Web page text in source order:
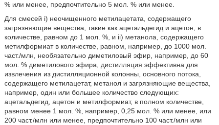
% или менее, предпочтительно 5 мол. % или менее.
Для смесей i) неочищенного метилацетата, содержащего
загрязняющие вещества, такие как ацетальдегид и ацетон, в
количестве, равном до 1 мол. %, и ii) метанола, содержащего
метилформиат в количестве, равном, например, до 1000 мол.
част./млн, необязательно диметиловый эфир, например, до 60
мол. % диметилового эфира, дистилляция эффективна для
извлечения из дистилляционной колонны, основного потока,
содержащего метилацетат, метанол и загрязняющие вещества,
например, один или большее количество следующих:
ацетальдегид, ацетон и метилформиат, в полном количестве,
равном менее 1 мол. %, например, 0,25 мол. % или менее, или
200 част./млн или менее, предпочтительно 100 част./млн или